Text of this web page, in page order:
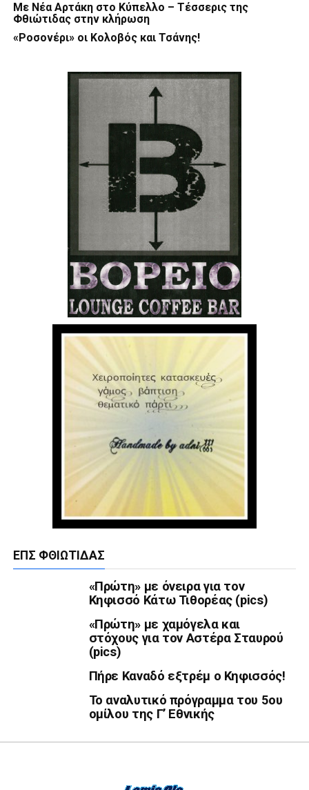
Με Νέα Αρτάκη στο Κύπελλο – Τέσσερις της
Φθιώτιδας στην κλήρωση
«Ροσονέρι» οι Κολοβός και Τσάνης!
ΕΠΣ ΦΘΙΏΤΙΔΑΣ
«Πρώτη» με όνειρα για τον
Κηφισσό Κάτω Τιθορέας (pics)
«Πρώτη» με χαμόγελα και
στόχους για τον Αστέρα Σταυρού
(pics)
Πήρε Καναδό εξτρέμ ο Κηφισσός!
Το αναλυτικό πρόγραμμα του 5ου
ομίλου της Γ’ Εθνικής